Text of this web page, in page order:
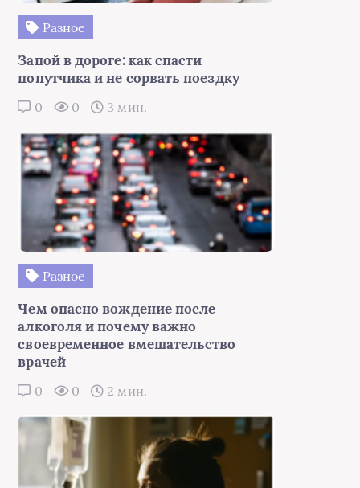
Разное
Запой в дороге: как спасти
попутчика и не сорвать поездку
0 0 3 мин.
Разное
Чем опасно вождение после
алкоголя и почему важно
своевременное вмешательство
врачей
0 0 2 мин.